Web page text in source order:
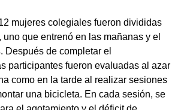
mujeres colegiales fueron divididas
uno que entrenó en las mañanas y el
Después de completar el
participantes fueron evaluadas al azar
como en la tarde al realizar sesiones
una bicicleta. En cada sesión, se